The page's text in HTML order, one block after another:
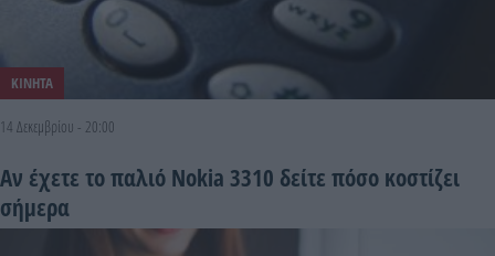
ΚΙΝΗΤΑ
14 Δεκεμβρίου - 20:00
Αν έχετε το παλιό Nokia 3310 δείτε πόσο κοστίζει
σήμερα